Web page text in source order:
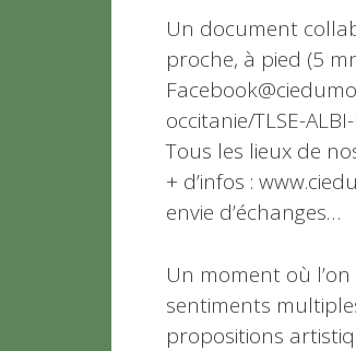
Un document
proche, à pied (5
occitanie/TLSE-
Tous les lieux de
+ d’infos :
envie d’échanges…
Un moment où
sentiments
propositions